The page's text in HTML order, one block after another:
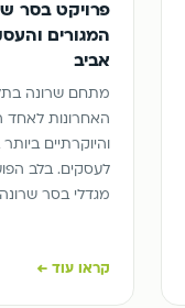
פרויקט בסר
המגורים
אביב
מתחם שרונה
האחרונות לאחד
והיוקרתיים
לעסקים. בלב
מגדלי בסר
קראו עוד ←